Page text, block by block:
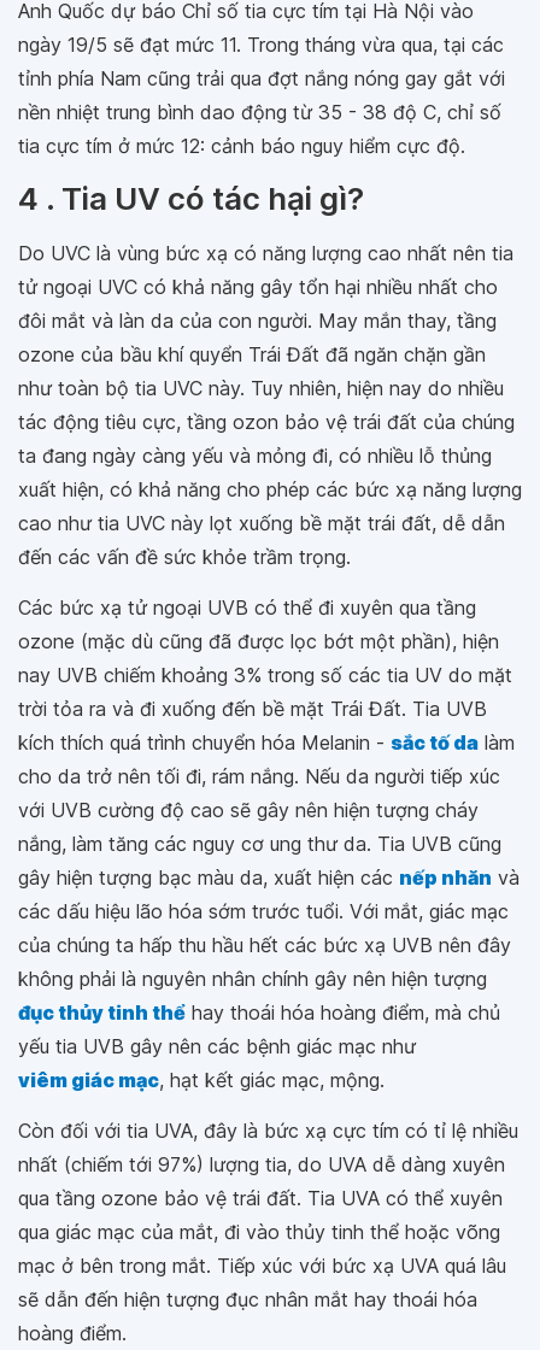
Anh Quốc dự báo Chỉ số tia cực tím tại Hà Nội vào
ngày 19/5 sẽ đạt mức 11. Trong tháng vừa qua, tại các
tỉnh phía Nam cũng trải qua đợt nắng nóng gay gắt với
nền nhiệt trung bình dao động từ 35 - 38 độ C, chỉ số
tia cực tím ở mức 12: cảnh báo nguy hiểm cực độ.
4 . Tia UV có tác hại gì?
Do UVC là vùng bức xạ có năng lượng cao nhất nên tia
tử ngoại UVC có khả năng gây tổn hại nhiều nhất cho
đôi mắt và làn da của con người. May mắn thay, tầng
ozone của bầu khí quyển Trái Đất đã ngăn chặn gần
như toàn bộ tia UVC này. Tuy nhiên, hiện nay do nhiều
tác động tiêu cực, tầng ozon bảo vệ trái đất của chúng
ta đang ngày càng yếu và mỏng đi, có nhiều lỗ thủng
xuất hiện, có khả năng cho phép các bức xạ năng lượng
cao như tia UVC này lọt xuống bề mặt trái đất, dễ dẫn
đến các vấn đề sức khỏe trầm trọng.
Các bức xạ tử ngoại UVB có thể đi xuyên qua tầng
ozone (mặc dù cũng đã được lọc bớt một phần), hiện
nay UVB chiếm khoảng 3% trong số các tia UV do mặt
trời tỏa ra và đi xuống đến bề mặt Trái Đất. Tia UVB
kích thích quá trình chuyển hóa Melanin - sắc tố da làm
cho da trở nên tối đi, rám nắng. Nếu da người tiếp xúc
với UVB cường độ cao sẽ gây nên hiện tượng cháy
nắng, làm tăng các nguy cơ ung thư da. Tia UVB cũng
gây hiện tượng bạc màu da, xuất hiện các nếp nhăn và
các dấu hiệu lão hóa sớm trước tuổi. Với mắt, giác mạc
của chúng ta hấp thu hầu hết các bức xạ UVB nên đây
không phải là nguyên nhân chính gây nên hiện tượng
đục thủy tinh thể hay thoái hóa hoàng điểm, mà chủ
yếu tia UVB gây nên các bệnh giác mạc như
viêm giác mạc, hạt kết giác mạc, mộng.
Còn đối với tia UVA, đây là bức xạ cực tím có tỉ lệ nhiều
nhất (chiếm tới 97%) lượng tia, do UVA dễ dàng xuyên
qua tầng ozone bảo vệ trái đất. Tia UVA có thể xuyên
qua giác mạc của mắt, đi vào thủy tinh thể hoặc võng
mạc ở bên trong mắt. Tiếp xúc với bức xạ UVA quá lâu
sẽ dẫn đến hiện tượng đục nhân mắt hay thoái hóa
hoàng điểm.